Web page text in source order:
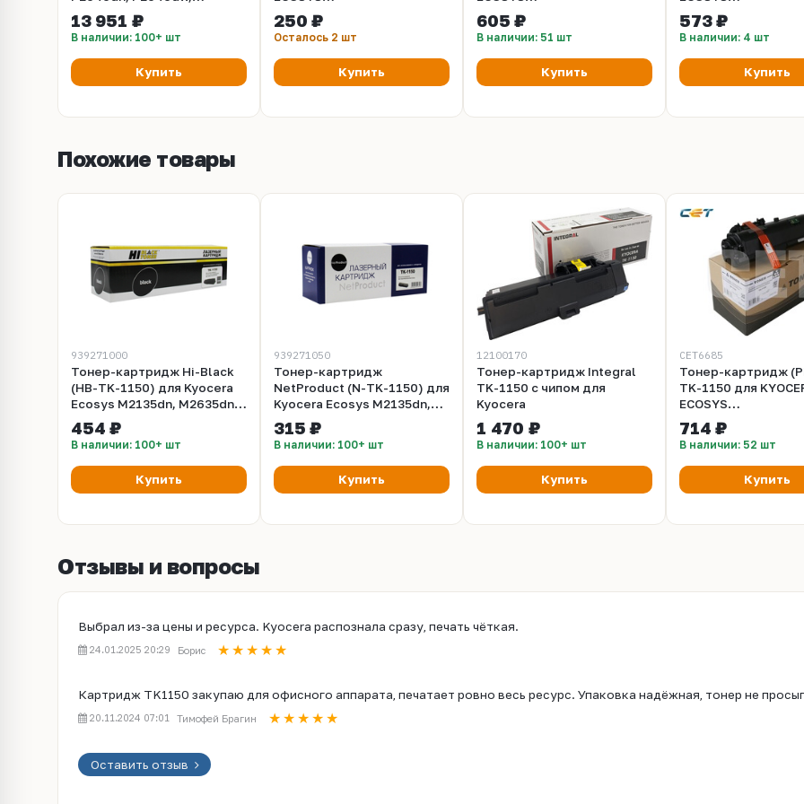
P2235dn, P2235dw,
M2040dn, M2540dn,
M2540dw, M2135dn,
M2635dn, M2635dw,
M2640idw, M2735dw
13 951 ₽
В наличии: 100+ шт
Купить
M2030DN/2035DN/2530DN/2535DN/P2035d/2135d/P2135dn
(CET), CET361002
250 ₽
Осталось 2 шт
Купить
M2040dn/2135dn/2635dn/P2235dn/2040dn
(CET), CET361009
605 ₽
В наличии: 51 шт
Купить
M2040dn/2135dn/
(CET), CET361010
573 ₽
В наличии: 4 шт
Купить
Похожие товары
939271000
Тонер-картридж Hi-Black
(HB-TK-1150) для Kyocera
Ecosys M2135dn, M2635dn,
M2735dw, 3K, с чипом
454 ₽
В наличии: 100+ шт
Купить
939271050
Тонер-картридж
NetProduct (N-TK-1150) для
Kyocera Ecosys M2135dn,
M2635dn, M2735dw, 3K, с/
чип
315 ₽
В наличии: 100+ шт
Купить
12100170
Тонер-картридж Integral
TK-1150 с чипом для
Kyocera
1 470 ₽
В наличии: 100+ шт
Купить
CET6685
Тонер-картридж
TK-1150 для
ECOSYS
M2135dn/M2635dn/
(CET), 140г, 3000
CET6685
714 ₽
В наличии: 52 шт
Купить
Отзывы и вопросы
Выбрал из-за цены и ресурса. Kyocera распознала сразу, печать чёткая.
24.01.2025 20:29 Борис
Картридж TK1150 закупаю для офисного аппарата, печатает ровно весь ресурс. Упаковка надёжная, тонер не
20.11.2024 07:01 Тимофей Брагин
Оставить отзыв